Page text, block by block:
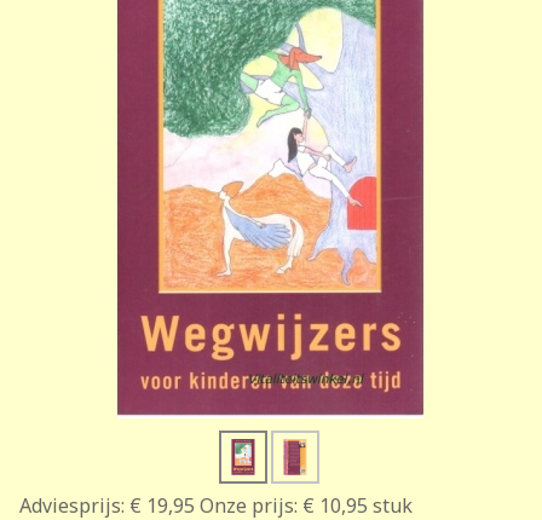
Adviesprijs: € 19,95 Onze prijs: € 10,95 stuk